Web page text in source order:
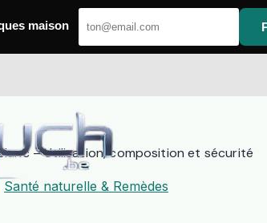
– Utilisation, composition et sécurité
Santé naturelle & Remèdes
maison